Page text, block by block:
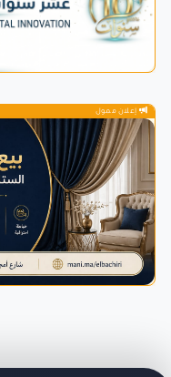
إعلان ممول